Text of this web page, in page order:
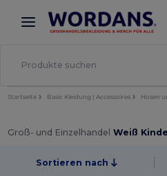
× Wordans App
Bessere Preise in der App!
Startseite Basic Kleidung | Accessoires Hosen
Groß- und Einzelhandel Weiß
Sortieren nach